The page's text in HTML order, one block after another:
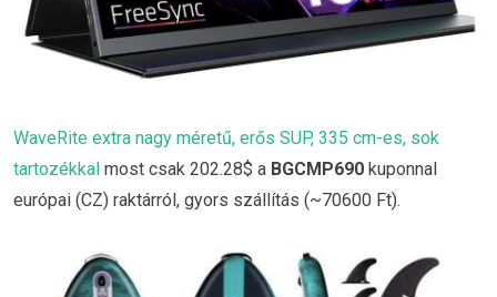
WaveRite extra nagy méretű, erős SUP, 335 cm-es, sok
tartozékkal most csak 202.28$ a BGCMP690 kuponnal
európai (CZ) raktárról, gyors szállítás (~70600 Ft).